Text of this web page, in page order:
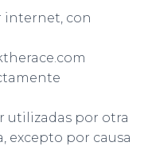
internet, con
utilizadas por otra
excepto por causa